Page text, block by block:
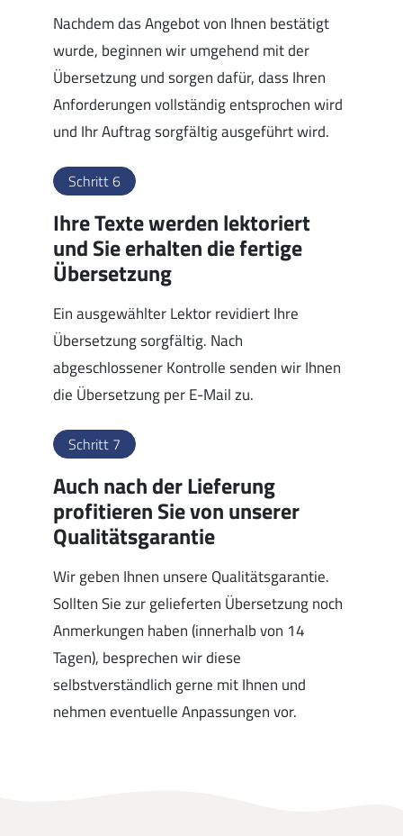
Nachdem das Angebot von Ihnen bestätigt
wurde, beginnen wir umgehend mit der
Übersetzung und sorgen dafür, dass Ihren
Anforderungen vollständig entsprochen wird
und Ihr Auftrag sorgfältig ausgeführt wird.
Schritt 6
Ihre Texte werden lektoriert
und Sie erhalten die fertige
Übersetzung
Ein ausgewählter Lektor revidiert Ihre
Übersetzung sorgfältig. Nach
abgeschlossener Kontrolle senden wir Ihnen
die Übersetzung per E-Mail zu.
Schritt 7
Auch nach der Lieferung
profitieren Sie von unserer
Qualitätsgarantie
Wir geben Ihnen unsere Qualitätsgarantie.
Sollten Sie zur gelieferten Übersetzung noch
Anmerkungen haben (innerhalb von 14
Tagen), besprechen wir diese
selbstverständlich gerne mit Ihnen und
nehmen eventuelle Anpassungen vor.